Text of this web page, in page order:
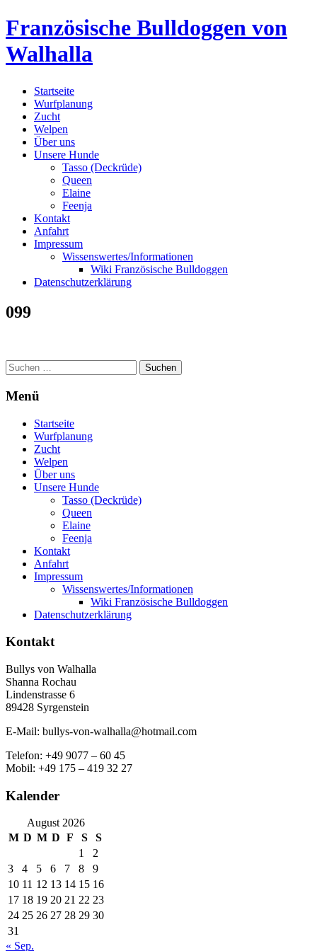
Skip
to
content
Französische Bulldoggen von
Walhalla
Startseite
Wurfplanung
Zucht
Welpen
Über uns
Unsere Hunde
Tasso (Deckrüde)
Queen
Elaine
Feenja
Kontakt
Anfahrt
Impressum
Wissenswertes/Informationen
Wiki Französische Bulldoggen
Datenschutzerklärung
099
Suchen
nach:
Menü
Startseite
Wurfplanung
Zucht
Welpen
Über uns
Unsere Hunde
Tasso (Deckrüde)
Queen
Elaine
Feenja
Kontakt
Anfahrt
Impressum
Wissenswertes/Informationen
Wiki Französische Bulldoggen
Datenschutzerklärung
Kontakt
Bullys von Walhalla
Shanna Rochau
Lindenstrasse 6
89428 Syrgenstein
E-Mail: bullys-von-walhalla@hotmail.com
Telefon: +49 9077 – 60 45
Mobil: +49 175 – 419 32 27
Kalender
August 2026
M D M D F S
S
1
2
3
4 5 6 7 8
9
10 11 12 13 14 15 16
17 18 19 20 21 22 23
24 25 26 27 28 29 30
31
« Sep.